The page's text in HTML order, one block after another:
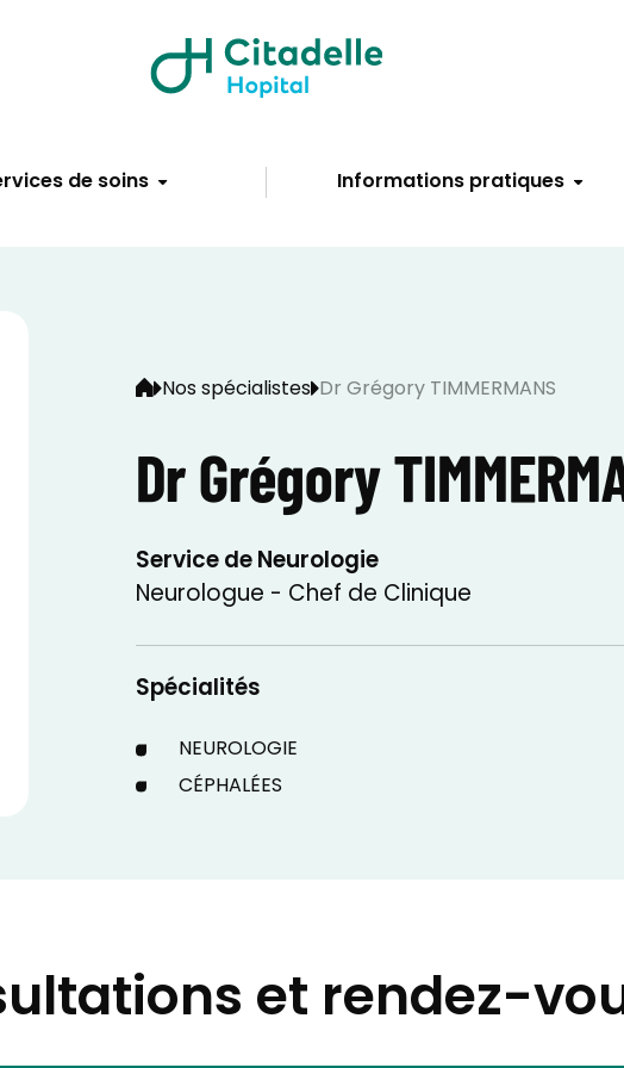
de soins Informations pratiques
Nos spécialistes Dr Grégory TIMMERMANS
Dr Grégory
Service de Neurologie
Neurologue - Chef de Clinique
Spécialités
NEUROLOGIE
CÉPHALÉES
et rendez-